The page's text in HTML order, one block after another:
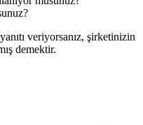
veriyorsanız, şirketinizin
demektir.